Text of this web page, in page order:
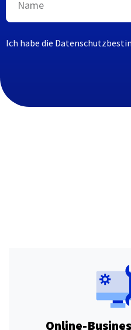
Ich habe die
Online-